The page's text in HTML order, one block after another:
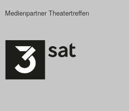
Medienpartner Theatertreffen